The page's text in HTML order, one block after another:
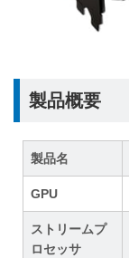
製品概要
製品名
GPU
ストリームプ
ロセッサ